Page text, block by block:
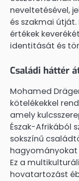
neveltetésével,
és szakmai
értékek
identitását és
Családi háttér
Mohamed
kötelékekkel
amely
Észak-Afrikából
sokszínű
Ez a
hovatartozást